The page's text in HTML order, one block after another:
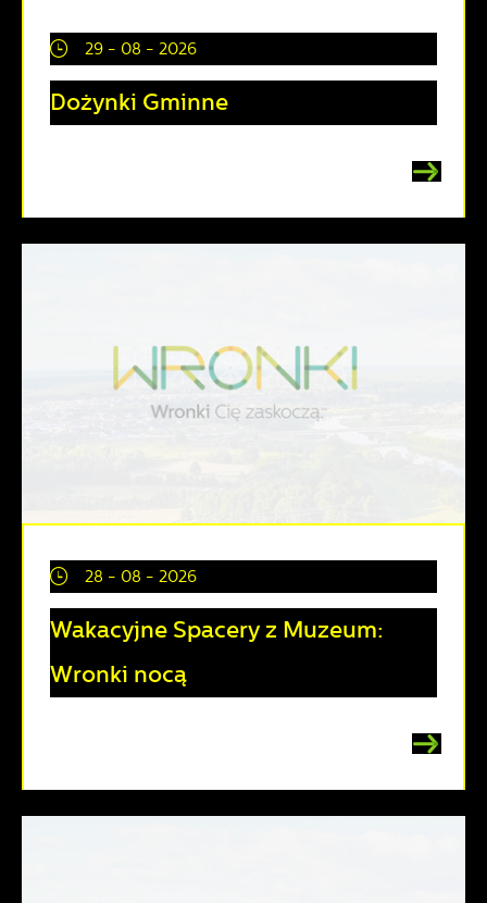
29 - 08 - 2026
Dożynki Gminne
28 - 08 - 2026
Wakacyjne Spacery z Muzeum:
Wronki nocą